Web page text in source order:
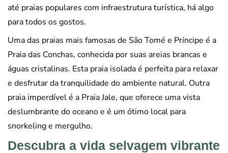
até praias populares com infraestrutura turística, há algo
para todos os gostos.
Uma das praias mais famosas de São Tomé e Príncipe é a
Praia das Conchas, conhecida por suas areias brancas e
águas cristalinas. Esta praia isolada é perfeita para relaxar
e desfrutar da tranquilidade do ambiente natural. Outra
praia imperdível é a Praia Jale, que oferece uma vista
deslumbrante do oceano e é um ótimo local para
snorkeling e mergulho.
Descubra a vida selvagem vibrante